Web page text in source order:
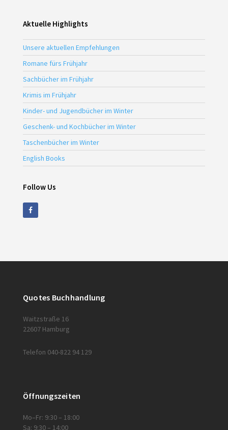
Aktuelle Highlights
Unsere aktuellen Empfehlungen
Romane fürs Frühjahr
Sachbücher im Frühjahr
Krimis im Frühjahr
Kinder- und Jugendbücher im Winter
Geschenk- und Kochbücher im Winter
Taschenbücher im Winter
English Books
Follow Us
Quotes Buchhandlung
Waitzstraße 16
22607 Hamburg
Telefon 040-822 94 129
Öffnungszeiten
Mo–Fr: 9:30 – 18:00
Sa: 9:30 – 14:00